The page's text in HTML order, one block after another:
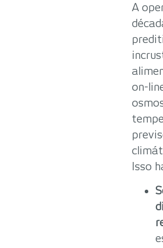
A
on-
Isso